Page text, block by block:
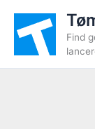
indholdet
Find